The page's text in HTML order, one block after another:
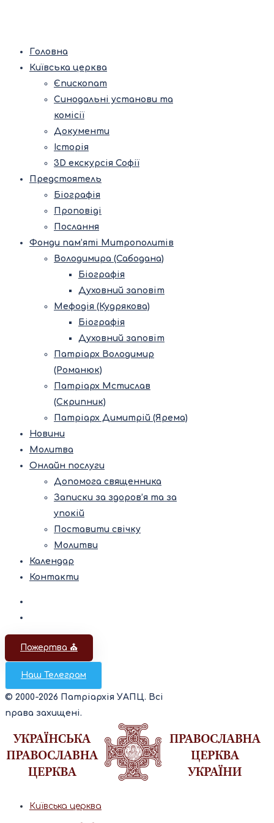
Головна
Київська церква
Єпископат
Синодальні установи та
комісії
Документи
Історія
3D екскурсія Софії
Предстоятель
Біографія
Проповіді
Послання
Фонди пам’яті Митрополитів
Володимира (Сабодана)
Біографія
Духовний заповіт
Мефодія (Кудрякова)
Біографія
Духовний заповіт
Патріарх Володимир
(Романюк)
Патріарх Мстислав
(Скрипник)
Патріарх Димитрій (Ярема)
Новини
Молитва
Онлайн послуги
Допомога священника
Записки за здоров’я та за
упокій
Поставити свічку
Молитви
Календар
Контакти
Пожертва ⛪️
Наш Телеграм
© 2000-2026 Патріархія УАПЦ. Всі
права захищені.
Київська церква